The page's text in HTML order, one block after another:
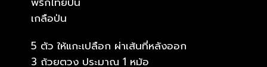
เกลือป่น
5 ตัว ให้แกะเปลือก ผ่าเส้นที่หลังออก
3 ถ้วยตวง ประมาณ 1 หม้อ